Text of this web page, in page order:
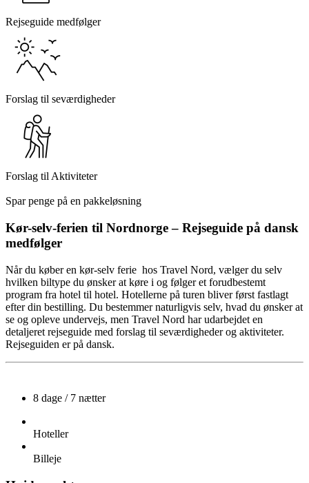
Rejseguide medfølger
Forslag til seværdigheder
Forslag til Aktiviteter
Spar penge på en pakkeløsning
Kør-selv-ferien til Nordnorge – Rejseguide på dansk
medfølger
Når du køber en kør-selv ferie hos Travel Nord, vælger du selv
hvilken biltype du ønsker at køre i og følger et forudbestemt
program fra hotel til hotel. Hotellerne på turen bliver først fastlagt
efter din bestilling. Du bestemmer naturligvis selv, hvad du ønsker at
se og opleve undervejs, men Travel Nord har udarbejdet en
detaljeret rejseguide med forslag til seværdigheder og aktiviteter.
Rejseguiden er på dansk.
8 dage / 7 nætter
Hoteller
Billeje